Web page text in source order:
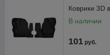
Коврики 3D
В наличии
101 руб.